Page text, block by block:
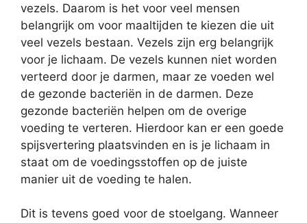
vezels. Daarom is het voor veel mensen
belangrijk om voor maaltijden te kiezen die uit
veel vezels bestaan. Vezels zijn erg belangrijk
voor je lichaam. De vezels kunnen niet worden
verteerd door je darmen, maar ze voeden wel
de gezonde bacteriën in de darmen. Deze
gezonde bacteriën helpen om de overige
voeding te verteren. Hierdoor kan er een goede
spijsvertering plaatsvinden en is je lichaam in
staat om de voedingsstoffen op de juiste
manier uit de voeding te halen.
Dit is tevens goed voor de stoelgang. Wanneer